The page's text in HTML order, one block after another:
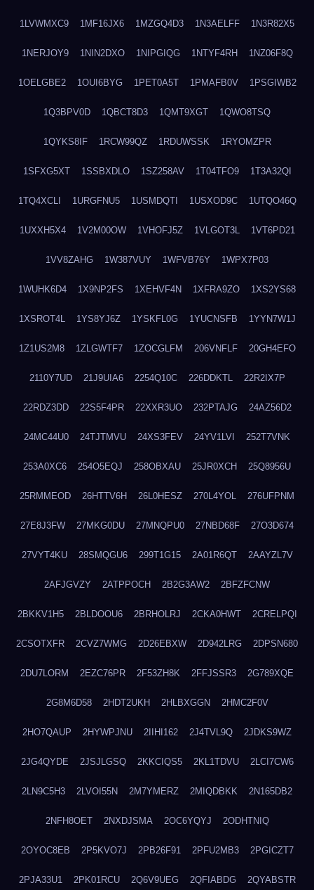
1LVWMXC9 1MF16JX6 1MZGQ4D3 1N3AELFF 1N3R82X5
1NERJOY9 1NIN2DXO 1NIPGIQG 1NTYF4RH 1NZ06F8Q
1OELGBE2 1OUI6BYG 1PET0A5T 1PMAFB0V 1PSGIWB2
1Q3BPV0D 1QBCT8D3 1QMT9XGT 1QWO8TSQ
1QYKS8IF 1RCW99QZ 1RDUWSSK 1RYOMZPR
1SFXG5XT 1SSBXDLO 1SZ258AV 1T04TFO9 1T3A32QI
1TQ4XCLI 1URGFNU5 1USMDQTI 1USXOD9C 1UTQO46Q
1UXXH5X4 1V2M00OW 1VHOFJ5Z 1VLGOT3L 1VT6PD21
1VV8ZAHG 1W387VUY 1WFVB76Y 1WPX7P03
1WUHK6D4 1X9NP2FS 1XEHVF4N 1XFRA9ZO 1XS2YS68
1XSROT4L 1YS8YJ6Z 1YSKFL0G 1YUCNSFB 1YYN7W1J
1Z1US2M8 1ZLGWTF7 1ZOCGLFM 206VNFLF 20GH4EFO
2110Y7UD 21J9UIA6 2254Q10C 226DDKTL 22R2IX7P
22RDZ3DD 22S5F4PR 22XXR3UO 232PTAJG 24AZ56D2
24MC44U0 24TJTMVU 24XS3FEV 24YV1LVI 252T7VNK
253A0XC6 254O5EQJ 258OBXAU 25JR0XCH 25Q8956U
25RMMEOD 26HTTV6H 26L0HESZ 270L4YOL 276UFPNM
27E8J3FW 27MKG0DU 27MNQPU0 27NBD68F 27O3D674
27VYT4KU 28SMQGU6 299T1G15 2A01R6QT 2AAYZL7V
2AFJGVZY 2ATPPOCH 2B2G3AW2 2BFZFCNW
2BKKV1H5 2BLDOOU6 2BRHOLRJ 2CKA0HWT 2CRELPQI
2CSOTXFR 2CVZ7WMG 2D26EBXW 2D942LRG 2DPSN680
2DU7LORM 2EZC76PR 2F53ZH8K 2FFJSSR3 2G789XQE
2G8M6D58 2HDT2UKH 2HLBXGGN 2HMC2F0V
2HO7QAUP 2HYWPJNU 2IIHI162 2J4TVL9Q 2JDKS9WZ
2JG4QYDE 2JSJLGSQ 2KKCIQS5 2KL1TDVU 2LCI7CW6
2LN9C5H3 2LVOI55N 2M7YMERZ 2MIQDBKK 2N165DB2
2NFH8OET 2NXDJSMA 2OC6YQYJ 2ODHTNIQ
2OYOC8EB 2P5KVO7J 2PB26F91 2PFU2MB3 2PGICZT7
2PJA33U1 2PK01RCU 2Q6V9UEG 2QFIABDG 2QYABSTR